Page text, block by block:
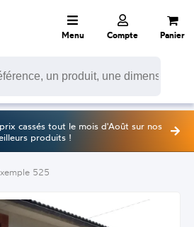
Menu Compte Panier
cassés tout le mois d'Août sur nos
produits !
525